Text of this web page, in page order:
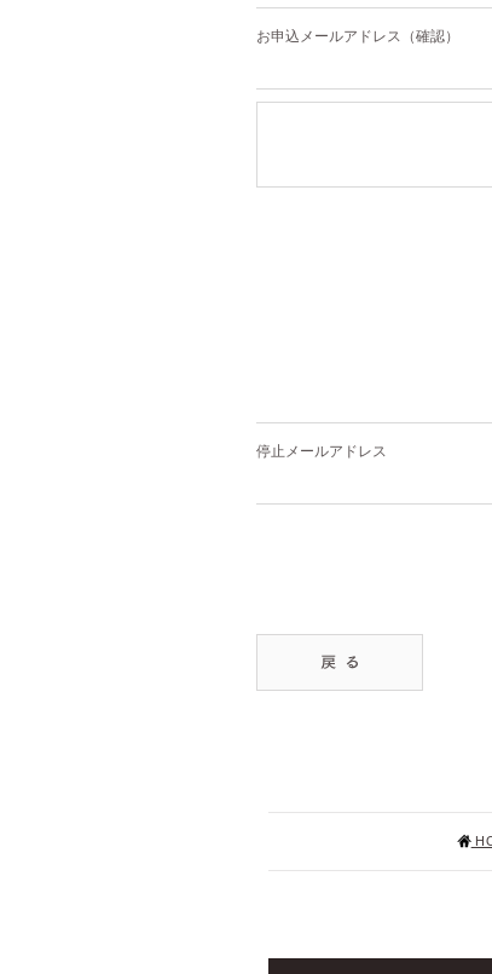
お申込メールアドレス（確認）
停止メールアドレス